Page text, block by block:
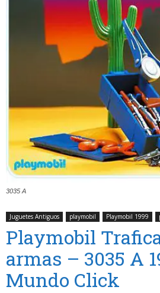
3035 A
Juguetes Antiguos playmobil Playmobil 1999
Playmobil
armas – 3035 A
Mundo Click